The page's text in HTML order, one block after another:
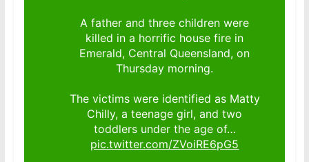
A father and three children were
killed in a horrific house fire in
Emerald, Central Queensland, on
Thursday morning.
The victims were identified as Matty
Chilly, a teenage girl, and two
toddlers under the age of…
pic.twitter.com/ZVoiRE6pG5